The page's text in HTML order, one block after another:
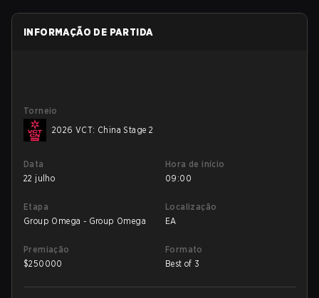
INFORMAÇÃO DE PARTIDA
Torneio
2026 VCT: China Stage 2
Data
22 julho
Hora de início
09:00
Etapa
Group Omega - Group Omega
Localização
EA
Premiação
$250000
Formato
Best of 3